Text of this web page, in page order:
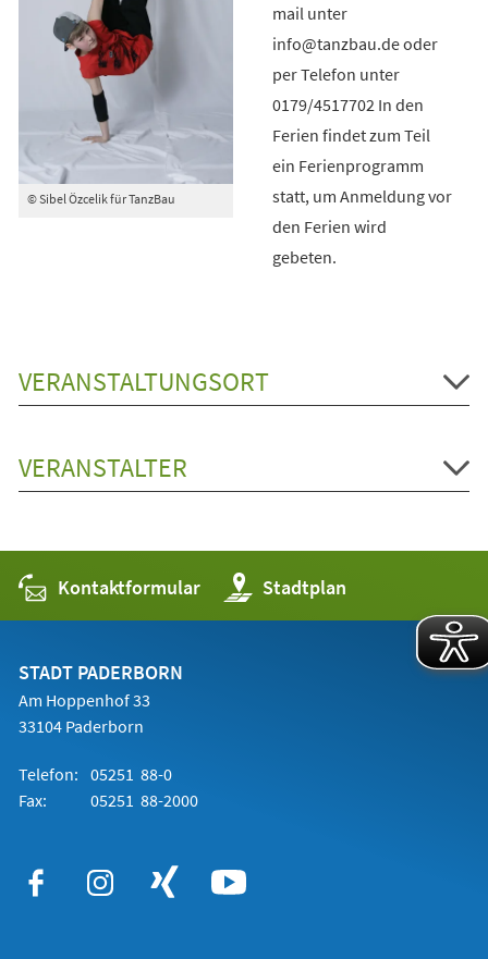
© Sibel Özcelik für TanzBau
mail unter
info@tanzbau.de oder
per Telefon unter
0179/4517702 In den
Ferien findet zum Teil
ein Ferienprogramm
statt, um Anmeldung vor
den Ferien wird
gebeten.
VERANSTALTUNGSORT
VERANSTALTER
Kontaktformular Stadtplan
(Öffnet
in
einem
STADT PADERBORN
Am Hoppenhof 33
33104 Paderborn
Telefon: 05251 88-0
Fax:
05251 88-2000